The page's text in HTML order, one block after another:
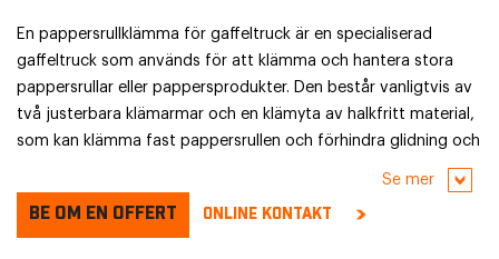
En pappersrullklämma för gaffeltruck är en specialiserad
gaffeltruck som används för att klämma och hantera stora
pappersrullar eller pappersprodukter. Den består vanligtvis av
två justerbara klämarmar och en klämyta av halkfritt material,
som kan klämma fast pappersrullen och förhindra glidning och
säkerställa att pappersrullen är ordentligt fastklämd för att
undvika halka och skador.
Se mer
BE OM EN OFFERT ONLINE KONTAKT